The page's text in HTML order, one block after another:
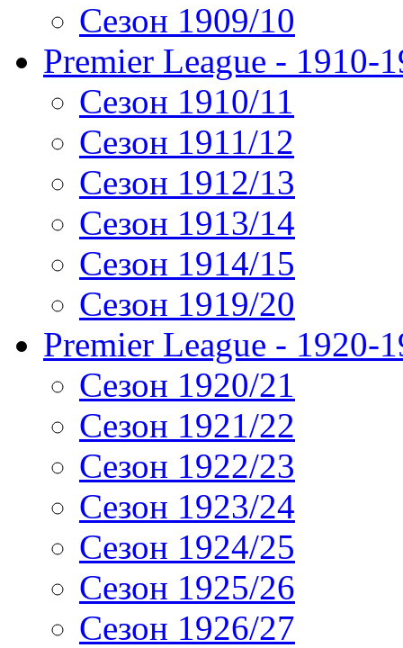
Сезон 1909/10
Premier League - 1910-
Сезон 1910/11
Сезон 1911/12
Сезон 1912/13
Сезон 1913/14
Сезон 1914/15
Сезон 1919/20
Premier League - 1920-
Сезон 1920/21
Сезон 1921/22
Сезон 1922/23
Сезон 1923/24
Сезон 1924/25
Сезон 1925/26
Сезон 1926/27